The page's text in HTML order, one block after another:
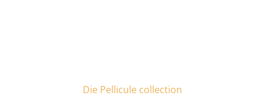
Die Pellicule collection